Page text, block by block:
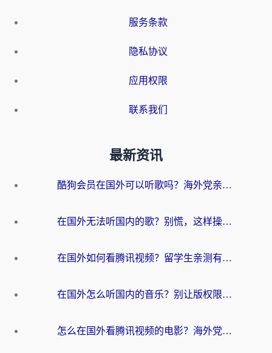
服务条款
隐私协议
应用权限
联系我们
最新资讯
酷狗会员在国外可以听歌吗？海外党亲测有效：3步解决音乐权限难题
在国外无法听国内的歌？别慌，这样操作就能畅听QQ音乐（附亲测加速器推荐）
在国外如何看腾讯视频？留学生亲测有效的回国加速方案
在国外怎么听国内的音乐？别让版权限制断了你的华语歌单
怎么在国外看腾讯视频的电影？海外党亲测有效的回国加速指南